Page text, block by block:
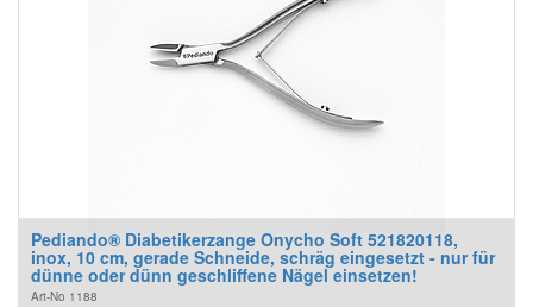
Pediando® Diabetikerzange Onycho Soft 521820118,
inox, 10 cm, gerade Schneide, schräg eingesetzt - nur für
dünne oder dünn geschliffene Nägel einsetzen!
Art-No 1188